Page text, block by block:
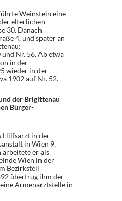
Weinstein eine
elterlichen
30. Danach
4, und später an
Nr. 56. Ab etwa
in der
wieder in der
1902 auf Nr. 52.
der Brigittenau
Bürger-
Hilfsarzt in der
in Wien 9,
arbeitete er als
Wien in der
Bezirksteil
übertrug ihm der
Armenarztstelle in